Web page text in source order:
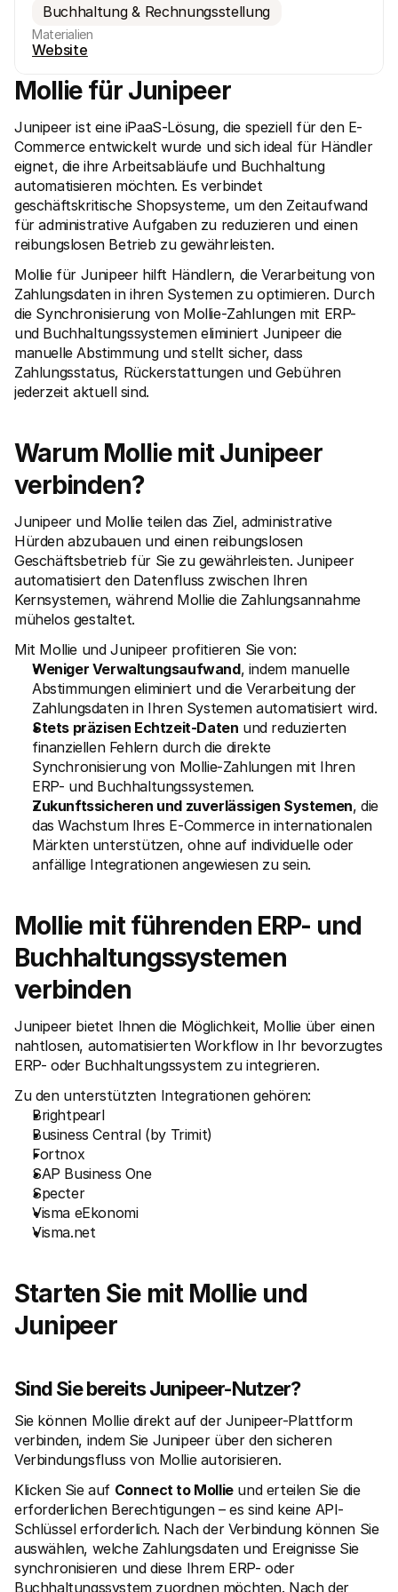
Buchhaltung & Rechnungsstellung
Materialien
Website
Mollie für Junipeer
Junipeer ist eine iPaaS-Lösung, die speziell für den E-
Commerce entwickelt wurde und sich ideal für Händler
eignet, die ihre Arbeitsabläufe und Buchhaltung
automatisieren möchten. Es verbindet
geschäftskritische Shopsysteme, um den Zeitaufwand
für administrative Aufgaben zu reduzieren und einen
reibungslosen Betrieb zu gewährleisten.
Mollie für Junipeer hilft Händlern, die Verarbeitung von
Zahlungsdaten in ihren Systemen zu optimieren. Durch
die Synchronisierung von Mollie-Zahlungen mit ERP-
und Buchhaltungssystemen eliminiert Junipeer die
manuelle Abstimmung und stellt sicher, dass
Zahlungsstatus, Rückerstattungen und Gebühren
jederzeit aktuell sind.
Warum Mollie mit Junipeer
verbinden?
Junipeer und Mollie teilen das Ziel, administrative
Hürden abzubauen und einen reibungslosen
Geschäftsbetrieb für Sie zu gewährleisten. Junipeer
automatisiert den Datenfluss zwischen Ihren
Kernsystemen, während Mollie die Zahlungsannahme
mühelos gestaltet.
Mit Mollie und Junipeer profitieren Sie von:
Weniger Verwaltungsaufwand, indem manuelle
Abstimmungen eliminiert und die Verarbeitung der
Zahlungsdaten in Ihren Systemen automatisiert wird.
Stets präzisen Echtzeit-Daten und reduzierten
finanziellen Fehlern durch die direkte
Synchronisierung von Mollie-Zahlungen mit Ihren
ERP- und Buchhaltungssystemen.
Zukunftssicheren und zuverlässigen Systemen, die
das Wachstum Ihres E-Commerce in internationalen
Märkten unterstützen, ohne auf individuelle oder
anfällige Integrationen angewiesen zu sein.
Mollie mit führenden ERP- und
Buchhaltungssystemen
verbinden
Junipeer bietet Ihnen die Möglichkeit, Mollie über einen
nahtlosen, automatisierten Workflow in Ihr bevorzugtes
ERP- oder Buchhaltungssystem zu integrieren.
Zu den unterstützten Integrationen gehören:
Brightpearl
Business Central (by Trimit)
Fortnox
SAP Business One
Specter
Visma eEkonomi
Visma.net
Starten Sie mit Mollie und
Junipeer
Sind Sie bereits Junipeer-Nutzer?
Sie können Mollie direkt auf der Junipeer-Plattform
verbinden, indem Sie Junipeer über den sicheren
Verbindungsfluss von Mollie autorisieren.
Klicken Sie auf Connect to Mollie und erteilen Sie die
erforderlichen Berechtigungen – es sind keine API-
Schlüssel erforderlich. Nach der Verbindung können Sie
auswählen, welche Zahlungsdaten und Ereignisse Sie
synchronisieren und diese Ihrem ERP- oder
Buchhaltungssystem zuordnen möchten. Nach der
Technische Ressourcen
Developer-Portal
Entdecken Sie unsere Ressourcen und Updates für
Developer
Bibliotheken
Integrieren Sie Mollie mit unseren Plug-and-Play-Paketen
Discord community
Werden Sie Teil der Entwickler-Community
Über Mollie
Sehen Sie sich unsere Preise an
Über uns
Unsere Story und Werte
News
Lesen Sie aktuelle Mollie-
Neuigkeiten
Karriere
Kommen Sie zu uns - wir stellen ein!
für Ihr
Kontakt
Für Mollie-Händler
Kontaktieren Sie unseren Händler-Support
Sales-Team kontaktieren
Erfahren Sie, wie wir Ihrem Unternehmen helfen können